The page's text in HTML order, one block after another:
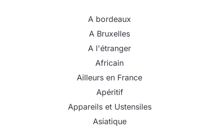
A bordeaux
A Bruxelles
A l'étranger
Africain
Ailleurs en France
Apéritif
Appareils et Ustensiles
Asiatique